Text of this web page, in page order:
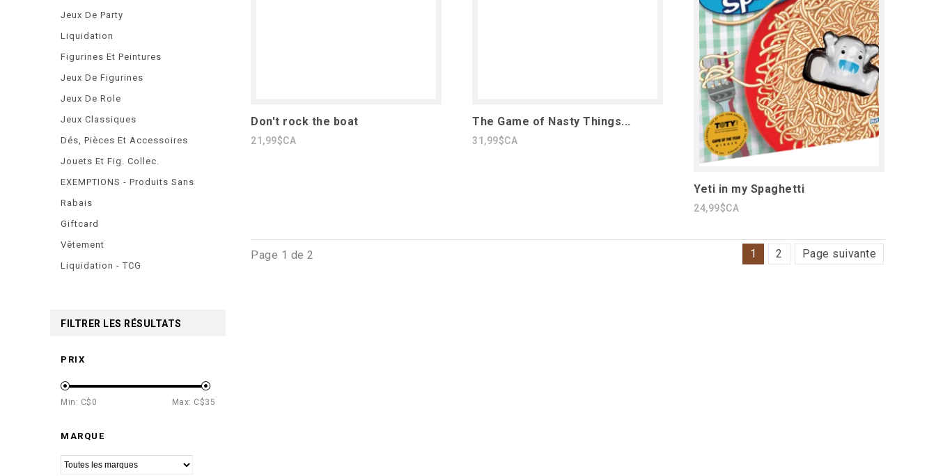
Don't rock the boat
21,99$CA
The Game of Nasty Things...
31,99$CA
Yeti in my Spaghetti
24,99$CA
Page 1 de 2 1 2 Page suivante
Jeux De Party
Liquidation
Figurines Et Peintures
Jeux De Figurines
Jeux De Role
Jeux Classiques
Dés, Pièces Et Accessoires
Jouets Et Fig. Collec.
EXEMPTIONS - Produits Sans
Rabais
Giftcard
Vêtement
Liquidation - TCG
FILTRER LES RÉSULTATS
PRIX
Min: C$ 0 Max: C$35
MARQUE